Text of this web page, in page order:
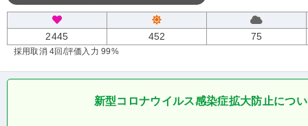
2445 452 75
採用取消 4回 /評価入力 99%
新型コロナウイルス感染症拡大防止につ